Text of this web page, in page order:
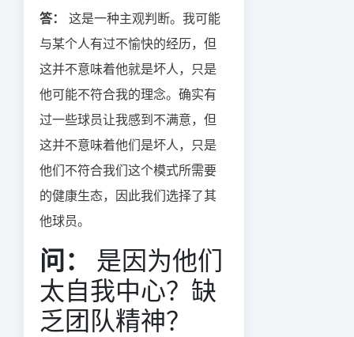
答：
这是一种主观判断。我可能
与某个人有过不愉快的经历，但
这并不意味着他就是坏人，只是
他可能不符合我的理念。确实有
过一些球员让我感到不满意，但
这并不意味着他们是坏人，只是
他们不符合我们这个模式所需要
的健康生态，因此我们选择了其
他球员。
问：
是因为他们
太自我中心？缺
乏团队精神？